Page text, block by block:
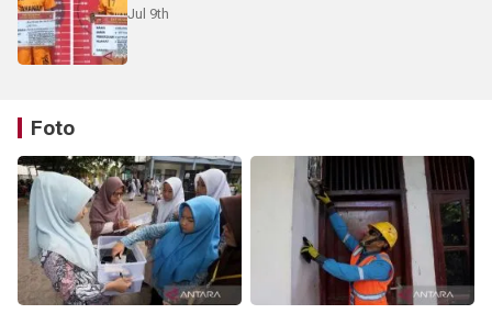
Jul 9th
Foto